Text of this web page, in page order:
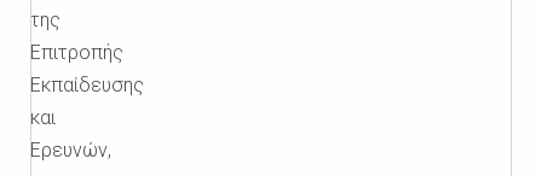
της
Επιτροπής
Εκπαίδευσης
και
Ερευνών,